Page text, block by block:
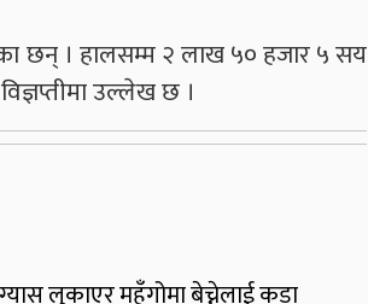
छन् । हालसम्म २ लाख ५० हजार ५ सय
उल्लेख छ ।
लुकाएर महँगोमा बेच्नेलाई कडा